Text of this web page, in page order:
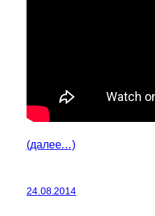
(далее…)
24.08.2014